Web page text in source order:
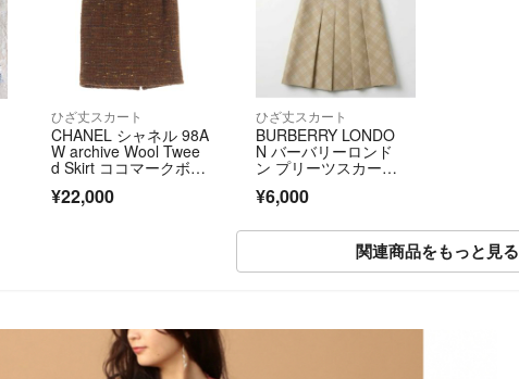
ひざ丈スカート
CHANEL シャネル 98A
W archive Wool Twee
d Skirt ココマークボタ
カート ブラウン P1214
¥22,000
ひざ丈スカート
BURBERRY LONDO
N バーバリーロンド
ン プリーツスカー
ジュ 金糸 38
¥6,000
関連商品をもっと見る